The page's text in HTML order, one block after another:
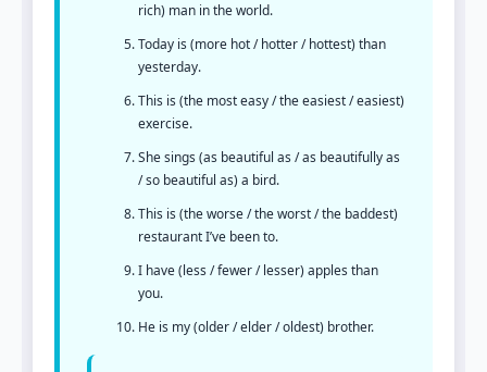
rich) man in the world.
Today is (more hot / hotter / hottest) than
yesterday.
This is (the most easy / the easiest / easiest)
exercise.
She sings (as beautiful as / as beautifully as
/ so beautiful as) a bird.
This is (the worse / the worst / the baddest)
restaurant I’ve been to.
I have (less / fewer / lesser) apples than
you.
He is my (older / elder / oldest) brother.